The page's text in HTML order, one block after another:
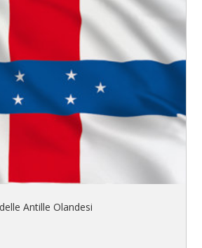
Antille Olandesi